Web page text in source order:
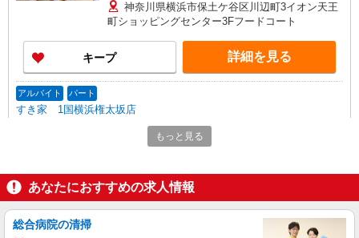
神奈川県横浜市保土ケ谷区川辺町3イオン天王
町ショッピングセンター3Fフードコート
キープ 詳細を見る
アルバイト パート
すき家 1国横浜権太坂店
すき家の店舗スタッフ（接客・調理・清掃な
神奈川県横浜市保土ヶ谷区狩場町218-21
キープ 詳細を見る
もっと見る
あなたにおすすめの求人情報
総合病院の清掃